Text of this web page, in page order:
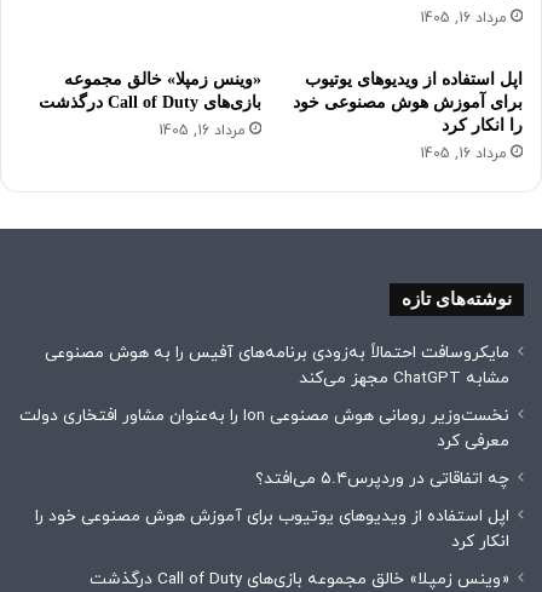
مرداد 16, 1405
اپل استفاده از ویدیوهای یوتیوب
برای آموزش هوش مصنوعی خود
را انکار کرد
مرداد 16, 1405
«وینس زمپلا» خالق مجموعه
بازی‌های Call of Duty درگذشت
مرداد 16, 1405
نوشته‌های تازه
مایکروسافت احتمالاً به‌زودی برنامه‌های آفیس را به هوش مصنوعی
مشابه ChatGPT مجهز می‌کند
نخست‌وزیر رومانی هوش مصنوعی Ion را به‌عنوان مشاور افتخاری دولت
معرفی کرد
چه اتفاقاتی در وردپرس۵.۴ می‌افتد؟
اپل استفاده از ویدیوهای یوتیوب برای آموزش هوش مصنوعی خود را
انکار کرد
«وینس زمپلا» خالق مجموعه بازی‌های Call of Duty درگذشت